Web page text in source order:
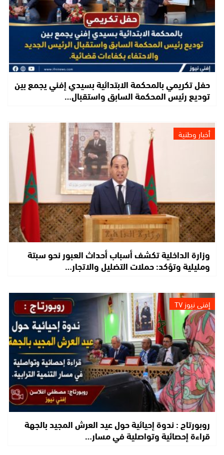
حفل تكريمي بالمحكمة الابتدائية بسيدي إفني يجمع بين
توديع رئيس المحكمة السابق واستقبال…
أخبار وطنية
وزارة الداخلية تكشف أسباب أحداث العبور نحو سبتة
ومليلية وتؤكد: حملات التضليل والاتجار…
إفني نيوز TV
روبورتاج : ندوة إحيائية حول عيد العرش المجيد بالجهة
قراءة إحصائية وتواصلية في مسار…